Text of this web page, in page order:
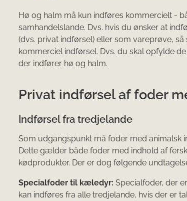
Hø og halm må kun indføres kommercielt -
samhandelslande. Dvs. hvis du ønsker at
(dvs. privat indførsel) eller som vareprøve,
kommerciel indførsel. Dvs. du skal opfylde
der indfører hø og halm.
Privat indførsel af foder
Indførsel fra tredjelande
Som udgangspunkt må foder med animalsk
Dette gælder både foder med indhold af
kødprodukter. Der er dog følgende
Specialfoder til kæledyr: Specialfoder, der
kan indføres fra alle tredjelande, hvis der er